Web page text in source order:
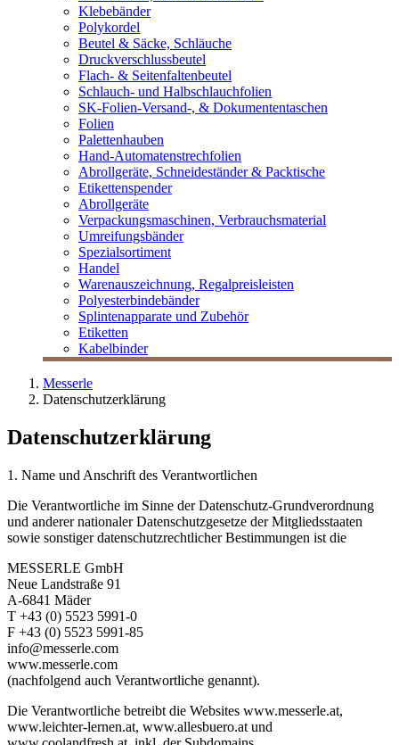
Klebebänder
Polykordel
Beutel & Säcke, Schläuche
Druckverschlussbeutel
Flach- & Seitenfaltenbeutel
Schlauch- und Halbschlauchfolien
SK-Folien-Versand-, & Dokumententaschen
Folien
Palettenhauben
Hand-Automatenstrechfolien
Abrollgeräte, Schneideständer & Packtische
Etikettenspender
Abrollgeräte
Verpackungsmaschinen, Verbrauchsmaterial
Umreifungsbänder
Spezialsortiment
Handel
Warenauszeichnung, Regalpreisleisten
Polyesterbindebänder
Splintenapparate und Zubehör
Etiketten
Kabelbinder
Messerle
Datenschutzerklärung
Datenschutzerklärung
1. Name und Anschrift des Verantwortlichen
Die Verantwortliche im Sinne der Datenschutz-Grundverordnung
und anderer nationaler Datenschutzgesetze der Mitgliedsstaaten
sowie sonstiger datenschutzrechtlicher Bestimmungen ist die
MESSERLE GmbH
Neue Landstraße 91
A-6841 Mäder
T +43 (0) 5523 5991-0
F +43 (0) 5523 5991-85
info@messerle.com
www.messerle.com
(nachfolgend auch Verantwortliche genannt).
Die Verantwortliche betreibt die Websites www.messerle.at,
www.leichter-lernen.at, www.allesbuero.at und